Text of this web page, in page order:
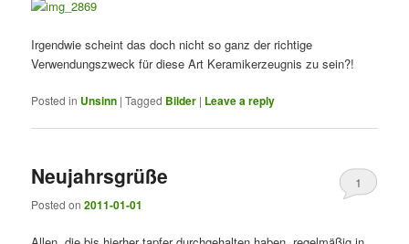
Irgendwie scheint das doch nicht so ganz der richtige
Verwendungszweck für diese Art Keramikerzeugnis zu sein?!
Posted in Unsinn |Tagged Bilder | Leave a reply
Neujahrsgrüße
Posted on2011-01-01
1